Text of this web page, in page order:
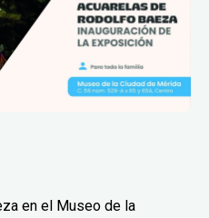
en el Museo de la